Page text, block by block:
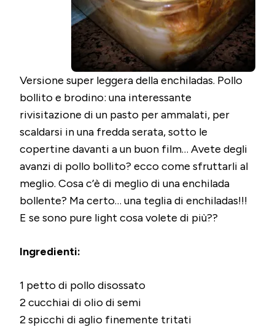
Versione super leggera della enchiladas. Pollo
bollito e brodino: una interessante
rivisitazione di un pasto per ammalati, per
scaldarsi in una fredda serata, sotto le
copertine davanti a un buon film… Avete degli
avanzi di pollo bollito? ecco come sfruttarli al
meglio. Cosa c’è di meglio di una enchilada
bollente? Ma certo… una teglia di enchiladas!!!
E se sono pure light cosa volete di più??
Ingredienti:
1 petto di pollo disossato
2 cucchiai di olio di semi
2 spicchi di aglio finemente tritati